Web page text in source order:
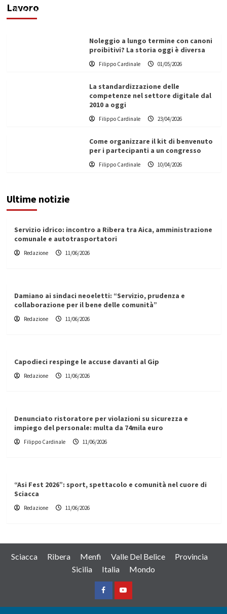
LavoroFilippo Cardinale
Noleggio a lungo termine con canoni
proibitivi? La storia oggi è diversa
Filippo Cardinale 01/05/2026
La standardizzazione delle
competenze nel settore digitale dal
2010 a oggi
Filippo Cardinale 23/04/2026
Come organizzare il kit di benvenuto
per i partecipanti a un congresso
Filippo Cardinale 10/04/2026
Ultime notizie
Servizio idrico: incontro a Ribera tra Aica, amministrazione
comunale e autotrasportatori
Redazione 11/06/2026
Damiano ai sindaci neoeletti: “Servizio, prudenza e
collaborazione per il bene delle comunità”
Redazione 11/06/2026
Capodieci respinge le accuse davanti al Gip
Redazione 11/06/2026
Denunciato ristoratore per violazioni su sicurezza e
impiego del personale: multa da 74mila euro
Filippo Cardinale 11/06/2026
“Asi Fest 2026”: sport, spettacolo e comunità nel cuore di
Sciacca
Redazione 11/06/2026
Sciacca Ribera Menfi Valle Del Belice
Provincia
Sicilia
Italia Mondo
FacebookYountube